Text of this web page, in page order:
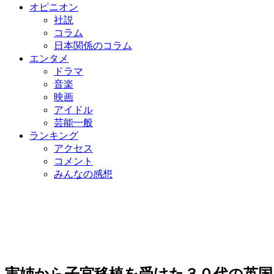
オピニオン
社説
コラム
日本関係のコラム
エンタメ
ドラマ
音楽
映画
アイドル
芸能一般
ランキング
アクセス
コメント
みんなの感想